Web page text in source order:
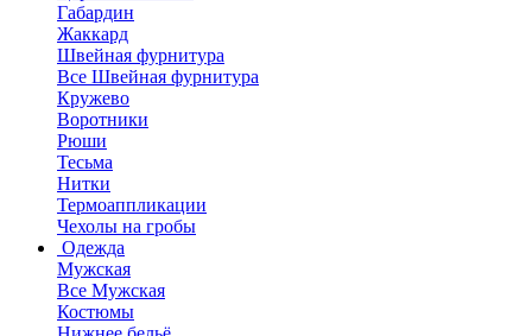
Габардин
Жаккард
Швейная фурнитура
Все Швейная фурнитура
Кружево
Воротники
Рюши
Тесьма
Нитки
Термоаппликации
Чехолы на гробы
Одежда
Мужская
Все Мужская
Костюмы